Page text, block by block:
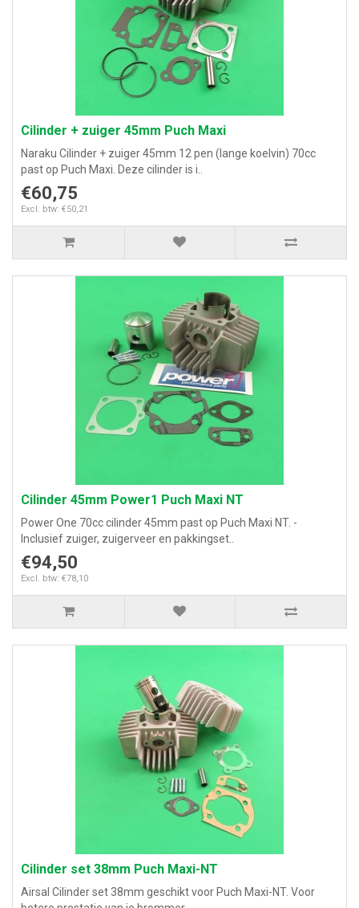
Cilinder + zuiger 45mm Puch Maxi
Naraku Cilinder + zuiger 45mm 12 pen (lange koelvin) 70cc
past op Puch Maxi. Deze cilinder is i..
€60,75
Excl. btw: €50,21
Cilinder 45mm Power1 Puch Maxi NT
Power One 70cc cilinder 45mm past op Puch Maxi NT. -
Inclusief zuiger, zuigerveer en pakkingset..
€94,50
Excl. btw: €78,10
Cilinder set 38mm Puch Maxi-NT
Airsal Cilinder set 38mm geschikt voor Puch Maxi-NT. Voor